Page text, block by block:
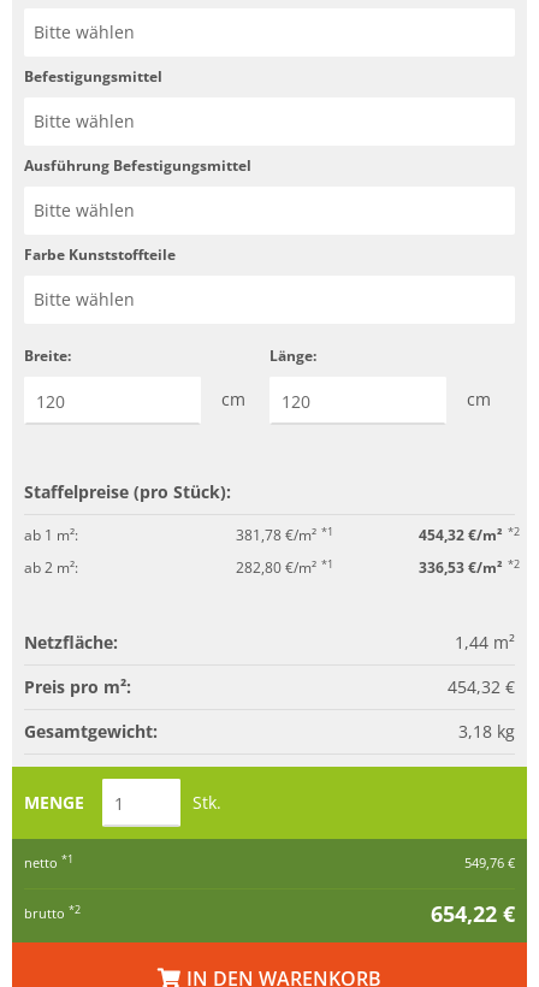
Befestigungsmittel
Ausführung Befestigungsmittel
Farbe Kunststoffteile
Breite:
cm
Länge:
cm
Staffelpreise (pro Stück):
ab 1 m²: 381,78 €/m² *1 454,32 €/m² *2
ab 2 m²: 282,80 €/m² *1 336,53 €/m² *2
Netzfläche: 1,44 m²
Preis pro m²:
454,32 €
Gesamtgewicht:
3,18 kg
MENGE Stk.
netto *1 549,76 €
brutto *2 654,22 €
IN DEN WARENKORB